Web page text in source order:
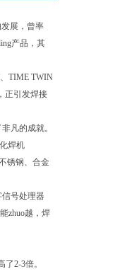
展，曾率
产品，其
TIME TWIN
正引发焊接
凡的成就。
焊机
锈钢、合金
号处理器
zhuo越，焊
了2-3倍。